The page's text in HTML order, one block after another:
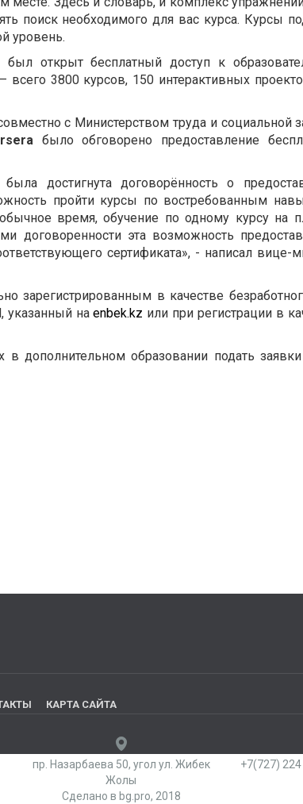
поиск необходимого для вас курса. Курсы
уровень.
открыт бесплатный доступ к
3800 курсов, 150 интерактивных
с Министерством труда и социальной
a было обговорено предоставление
была достигнута договорённость о
пройти курсы по востребованным
время, обучение по одному курсу на
договоренности эта возможность
сертификата», - написал вице-
зарегистрированным в качестве
указанный наenbek.kz или при регистрации в
дополнительном образовании подать
КАРТА САЙТА
пр. Назарбаева 50, угол ул. Жибек
Жолы
+7(727) 224
Сделано в bg.pro, 2018